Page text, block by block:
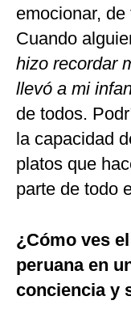
emocionar,
Cuando
hizo recordar
llevó a mi
de todos.
la capacidad
platos que
parte de todo
¿Cómo ves
peruana en
conciencia y